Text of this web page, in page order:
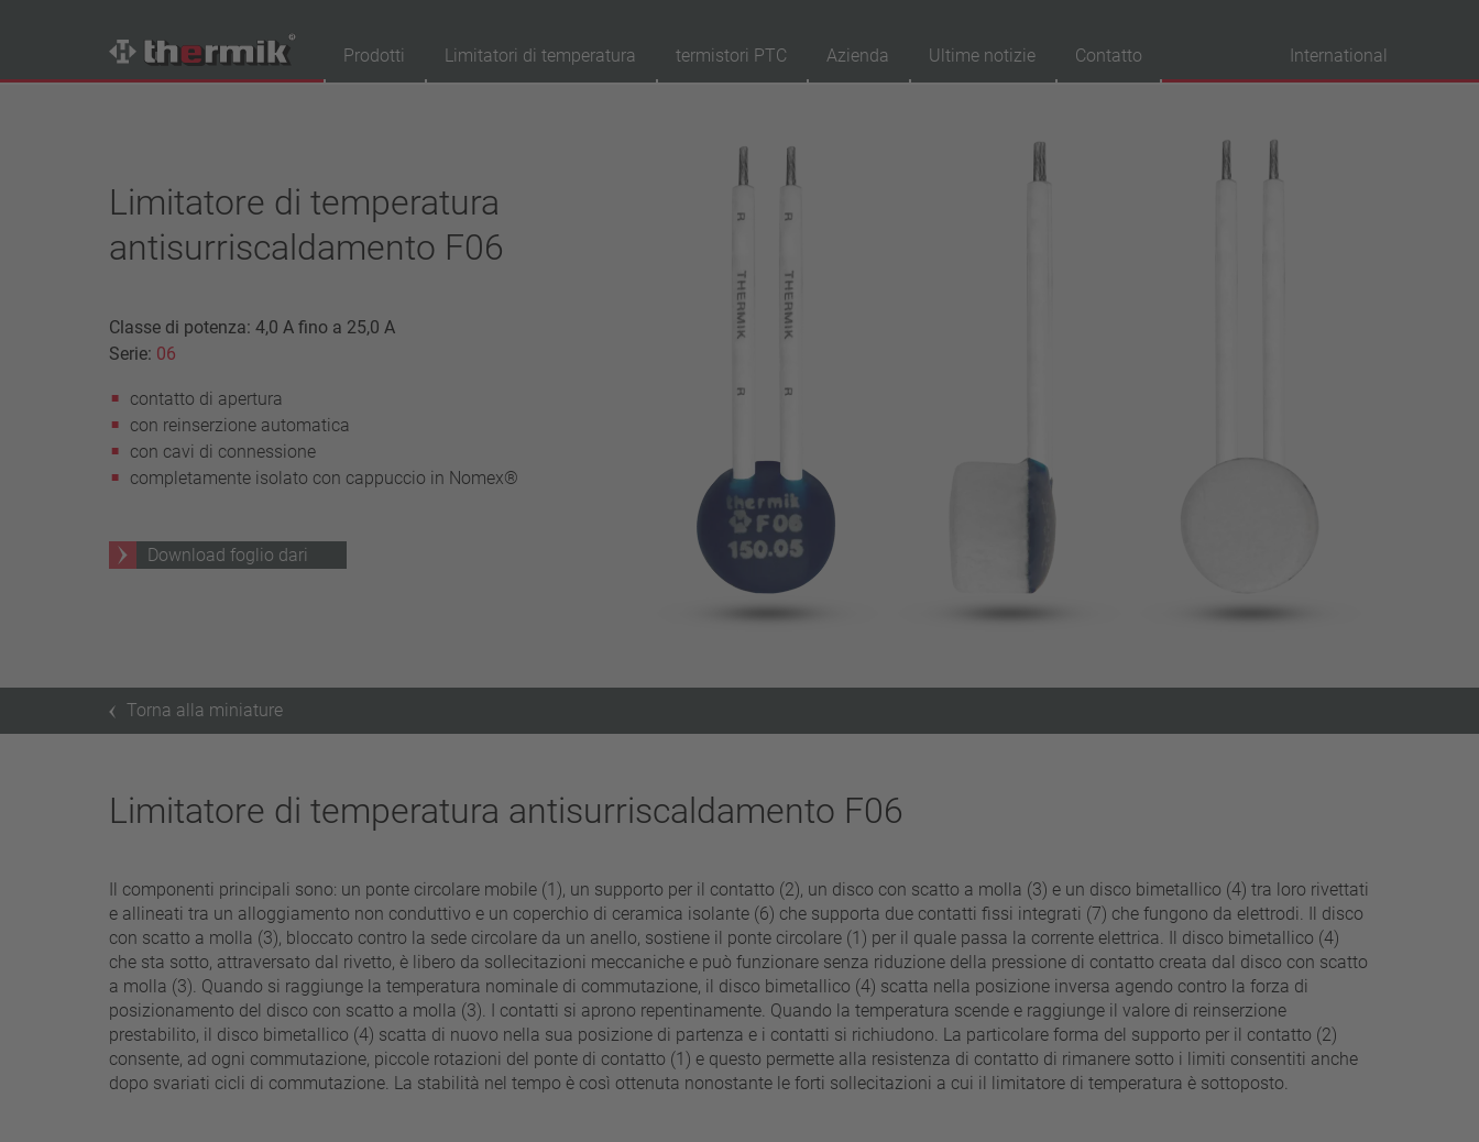
Prodotti Limitatori di temperatura termistori PTC Azienda Ultime notizie Contatto International
contatto di apertura
contatto di chiusura
alta temperatura (205 – 250 °C)
1,6 A – 7,5 A
4 A – 25 A
13,5 A – 42 A
Approvazioni
applicare filtri filtri stretti
Limitatore di temperatura
antisurriscaldamento F06
Classe di potenza: 4,0 A fino a 25,0 A
Serie: 06
contatto di apertura
con reinserzione automatica
con cavi di connessione
completamente isolato con cappuccio in Nomex®
Download foglio dari
Torna alla miniature
Limitatore di temperatura antisurriscaldamento F06
Il componenti principali sono: un ponte circolare mobile (1), un supporto per il contatto (2), un disco con scatto a molla (3) e un disco bimetallico (4) tra loro rivettati
e allineati tra un alloggiamento non conduttivo e un coperchio di ceramica isolante (6) che supporta due contatti fissi integrati (7) che fungono da elettrodi. Il disco
con scatto a molla (3), bloccato contro la sede circolare da un anello, sostiene il ponte circolare (1) per il quale passa la corrente elettrica. Il disco bimetallico (4)
che sta sotto, attraversato dal rivetto, è libero da sollecitazioni meccaniche e può funzionare senza riduzione della pressione di contatto creata dal disco con scatto
a molla (3). Quando si raggiunge la temperatura nominale di commutazione, il disco bimetallico (4) scatta nella posizione inversa agendo contro la forza di
posizionamento del disco con scatto a molla (3). I contatti si aprono repentinamente. Quando la temperatura scende e raggiunge il valore di reinserzione
prestabilito, il disco bimetallico (4) scatta di nuovo nella sua posizione di partenza e i contatti si richiudono. La particolare forma del supporto per il contatto (2)
consente, ad ogni commutazione, piccole rotazioni del ponte di contatto (1) e questo permette alla resistenza di contatto di rimanere sotto i limiti consentiti anche
dopo svariati cicli di commutazione. La stabilità nel tempo è così ottenuta nonostante le forti sollecitazioni a cui il limitatore di temperatura è sottoposto.